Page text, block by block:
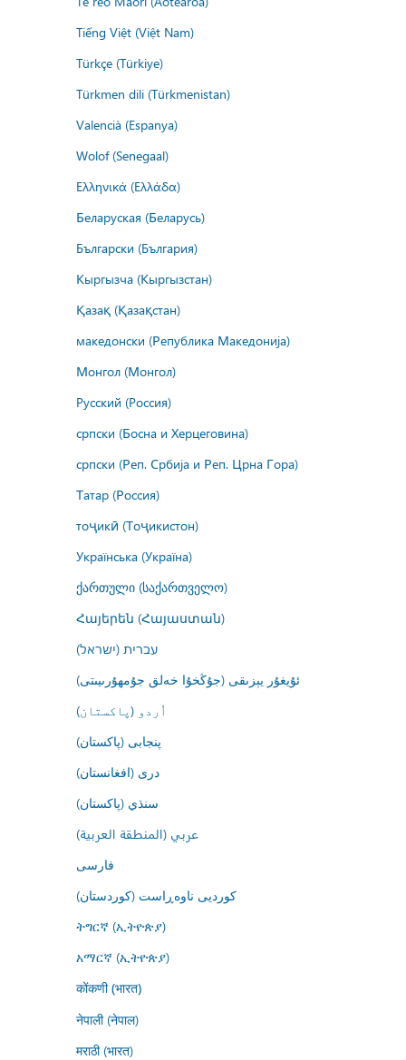
Tiếng Việt (Việt Nam)
Türkçe (Türkiye)
Türkmen dili (Türkmenistan)
Valencià (Espanya)
Wolof (Senegaal)
Ελληνικά (Ελλάδα)
Беларуская (Беларусь)
Български (България)
Кыргызча (Кыргызстан)
Қазақ (Қазақстан)
македонски (Република Македонија)
Монгол (Монгол)
Русский (Россия)
српски (Босна и Херцеговина)
српски (Реп. Србија и Реп. Црна Гора)
Татар (Россия)
тоҷикӣ (Тоҷикистон)
Українська (Україна)
ქართული (საქართველო)
Հայերեն (Հայաստան)
עברית (ישראל)
ئۇيغۇر يېزىقى (جۇڭخۇا خەلق جۇمھۇرىيىتى)
اُردو (پاکستان)
پنجابی (پاکستان)
درى (افغانستان)
سنڌي (پاکستان)
عربي (المنطقة العربية)
فارسى
کوردیی ناوەڕاست (کوردستان)
ትግርኛ (ኢትዮጵያ)
አማርኛ (ኢትዮጵያ)
कोंकणी (भारत)
नेपाली (नेपाल)
मराठी (भारत)